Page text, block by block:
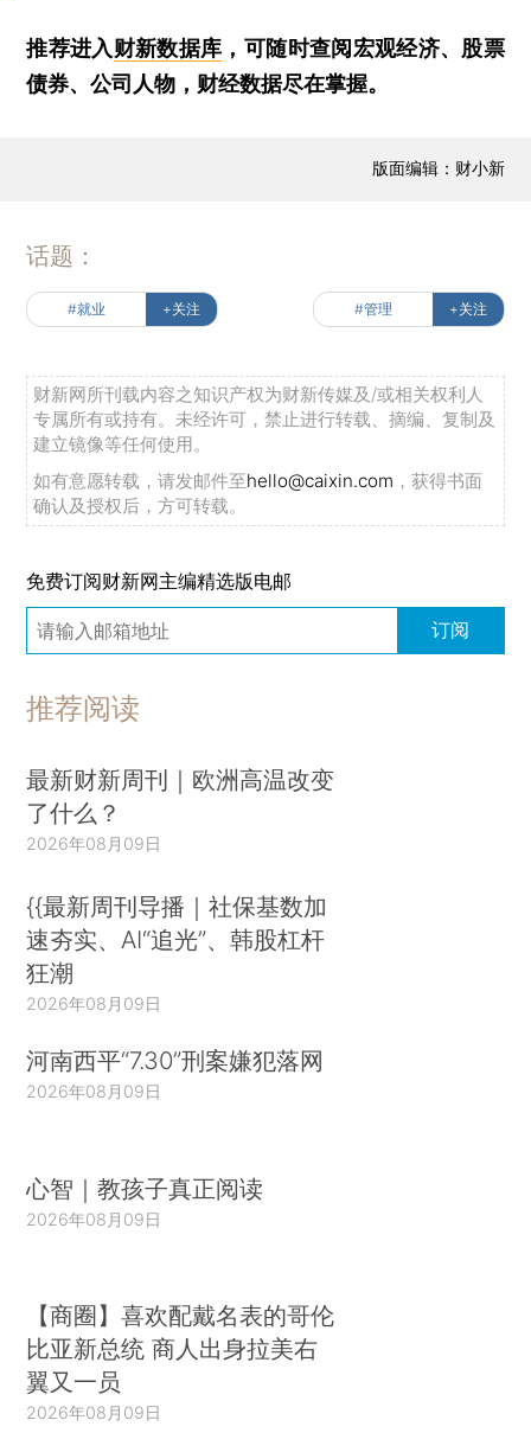
推荐进入财新数据库 ，可随时查阅宏观经济、股票
债券、公司人物，财经数据尽在掌握。
版面编辑：财小新
话题：
#就业 +关注 #管理 +关注
财新网所刊载内容之知识产权为财新传媒及/或相关权利人
专属所有或持有。未经许可，禁止进行转载、摘编、复制及
建立镜像等任何使用。
如有意愿转载，请发邮件至hello@caixin.com ，获得书面
确认及授权后，方可转载。
免费订阅财新网主编精选版电邮
订阅
推荐阅读
最新财新周刊｜欧洲高温改变
了什么？
2026年08月09日
{{最新周刊导播｜社保基数加
速夯实、AI“追光”、韩股杠杆
狂潮
2026年08月09日
河南西平“7.30”刑案嫌犯落网
2026年08月09日
心智｜教孩子真正阅读
2026年08月09日
【商圈】喜欢配戴名表的哥伦
比亚新总统 商人出身拉美右
翼又一员
2026年08月09日